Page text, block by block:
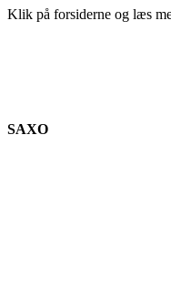
Klik på forsiderne og læs
SAXO